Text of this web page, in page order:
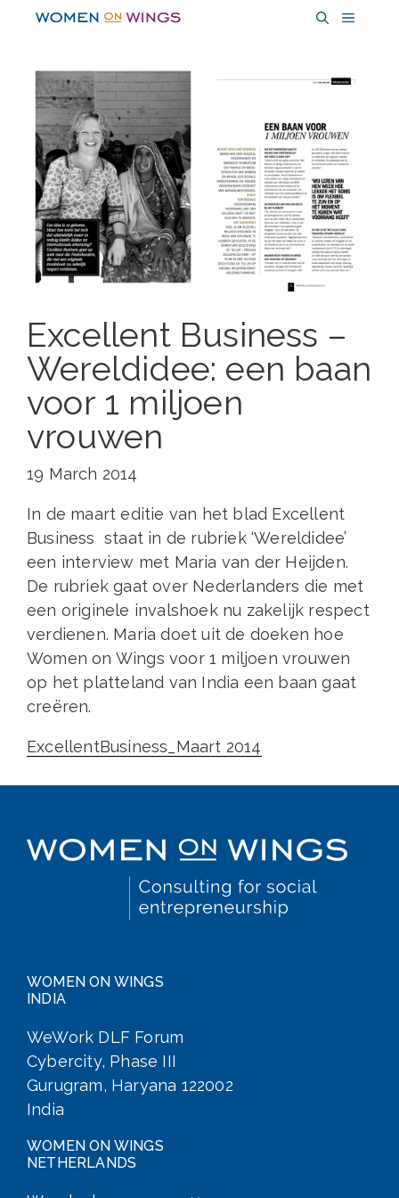
MENU
Excellent Business –
Wereldidee: een baan
voor 1 miljoen
vrouwen
19 March 2014
In de maart editie van het blad Excellent
Business staat in de rubriek ‘Wereldidee’
een interview met Maria van der Heijden.
De rubriek gaat over Nederlanders die met
een originele invalshoek nu zakelijk respect
verdienen. Maria doet uit de doeken hoe
Women on Wings voor 1 miljoen vrouwen
op het platteland van India een baan gaat
creëren.
ExcellentBusiness_Maart 2014
WOMEN ON WINGS
INDIA
WeWork DLF Forum
Cybercity, Phase III
Gurugram, Haryana 122002
India
WOMEN ON WINGS
NETHERLANDS